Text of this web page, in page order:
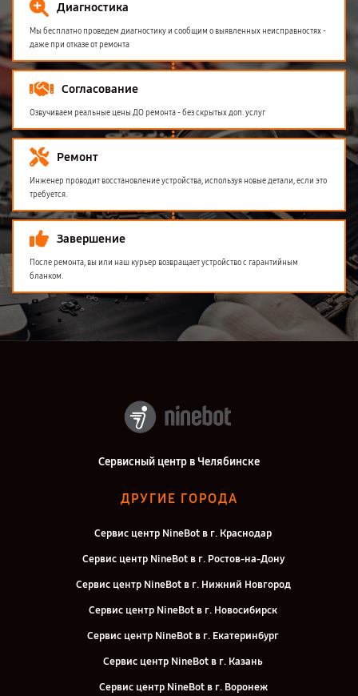
Диагностика
Мы бесплатно проведем диагностику и сообщим о выявленных неисправностях -
даже при отказе от ремонта
Согласование
Озвучиваем реальные цены ДО ремонта - без скрытых доп. услуг
Ремонт
Инженер проводит восстановление устройства, используя новые детали, если это
требуется.
Завершение
После ремонта, вы или наш курьер возвращает устройство с гарантийным
бланком.
Сервисный центр в Челябинске
ДРУГИЕ ГОРОДА
Сервис центр NineBot в г. Краснодар
Сервис центр NineBot в г. Ростов-на-Дону
Сервис центр NineBot в г. Нижний Новгород
Сервис центр NineBot в г. Новосибирск
Сервис центр NineBot в г. Екатеринбург
Сервис центр NineBot в г. Казань
Сервис центр NineBot в г. Воронеж